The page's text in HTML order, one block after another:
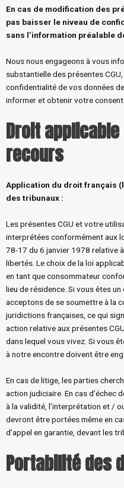
En cas de modification des
pas baisser le niveau de
sans l’information préalable
Nous nous engageons à vous
substantielle des présentes
confidentialité de vos données
informer et obtenir votre
Droit
recours
Application du droit français
des tribunaux :
Les présentes CGU et votre
interprétées conformément aux
78-17 du 6 janvier 1978 relative
libertés. Le choix de la loi
en tant que consommateur
lieu de résidence. Si vous êtes
acceptons de se soumettre à la
juridictions françaises, ce qui
action relative aux présentes
dans lequel vous vivez. Si vous
à notre encontre doivent être
En cas de litige, les parties
action judiciaire. En cas
à la validité, l’interprétation et /
devront être portées même en
d’appel en garantie, devant les
Portabilité des